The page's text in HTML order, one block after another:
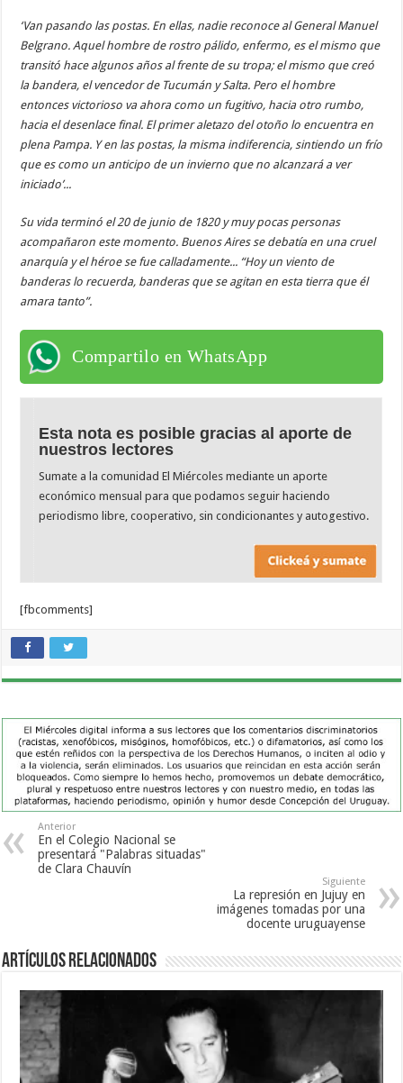
‘Van pasando las postas. En ellas, nadie reconoce al General Manuel
Belgrano. Aquel hombre de rostro pálido, enfermo, es el mismo que
transitó hace algunos años al frente de su tropa; el mismo que creó
la bandera, el vencedor de Tucumán y Salta. Pero el hombre
entonces victorioso va ahora como un fugitivo, hacia otro rumbo,
hacia el desenlace final. El primer aletazo del otoño lo encuentra en
plena Pampa. Y en las postas, la misma indiferencia, sintiendo un frío
que es como un anticipo de un invierno que no alcanzará a ver
iniciado’...
Su vida terminó el 20 de junio de 1820 y muy pocas personas
acompañaron este momento. Buenos Aires se debatía en una cruel
anarquía y el héroe se fue calladamente... “Hoy un viento de
banderas lo recuerda, banderas que se agitan en esta tierra que él
amara tanto”.
Compartilo en WhatsApp
Esta nota es posible gracias al aporte de
nuestros lectores
Sumate a la comunidad El Miércoles mediante un aporte
económico mensual para que podamos seguir haciendo
periodismo libre, cooperativo, sin condicionantes y autogestivo.
[fbcomments]
Anterior
En el Colegio Nacional se
presentará "Palabras situadas"
de Clara Chauvín
Siguiente
La represión en Jujuy en
imágenes tomadas por una
docente uruguayense
Artículos Relacionados